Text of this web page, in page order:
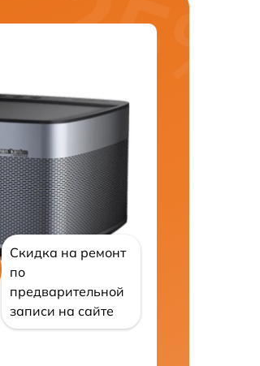
Скидка на ремонт
по
предварительной
записи на сайте